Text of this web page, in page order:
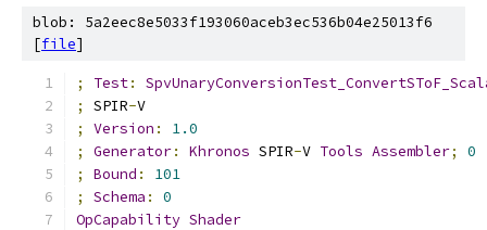
blob: 5a2eec8e5033f193060aceb3ec536b04e25013f6
[file]
; Test:
;
SPIR-V
;
Version :
1.0
;
Generator: Khronos SPIR-V Tools Assembler;
0
;
Bound :
101
;
Schema :
0
OpCapability Shader